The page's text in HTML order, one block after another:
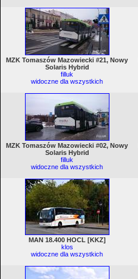
MZK Tomaszów Mazowiecki #21, Nowy
Solaris Hybrid
filluk
widoczne dla wszystkich
MZK Tomaszów Mazowiecki #02, Nowy
Solaris Hybrid
filluk
widoczne dla wszystkich
MAN 18.400 HOCL [KKZ]
klos
widoczne dla wszystkich